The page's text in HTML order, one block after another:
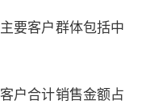
要客户群体包括中
户合计销售金额占